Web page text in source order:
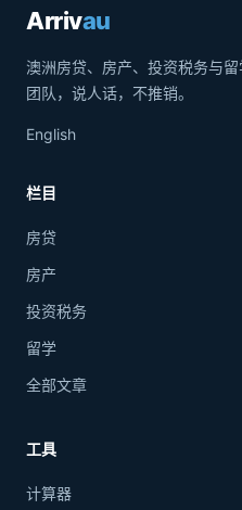
Arrivau
澳洲房贷、房产、投资税务与
团队，说人话，不推销。
English
栏目
房贷
房产
投资税务
留学
全部文章
工具
计算器